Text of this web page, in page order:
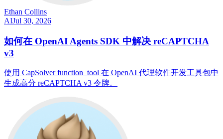
Ethan Collins
AIJul 30, 2026
如何在 OpenAI Agents SDK 中解决 reCAPTCHA
v3
使用 CapSolver function_tool 在 OpenAI 代理软件开发工具包中
生成高分 reCAPTCHA v3 令牌。